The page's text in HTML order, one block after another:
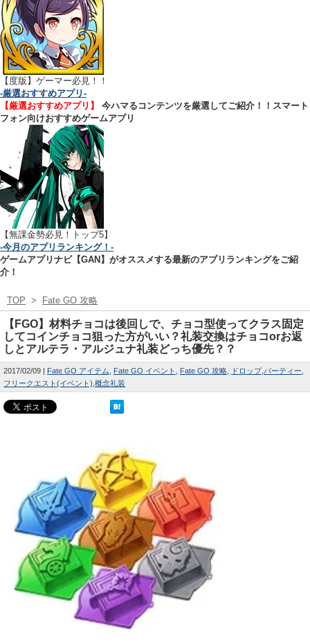
【 度版】ゲーマー必見！！
-厳選おすすめアプリ-
【厳選おすすめアプリ】
今ハマるコンテンツを厳選してご紹介！！スマート
フォン向けおすすめゲームアプリ
【無課金勢必見！トップ5】
-今月のアプリランキング！-
ゲームアプリナビ【GAN】がオススメする最新のアプリランキングをご紹
介！
TOP > Fate GO 攻略
【FGO】材料チョコは後回しで、チョコ型使ってクラス固定
してコインチョコ狙った方がいい？礼装交換はチョコorお返
しとアルテラ・アルジュナ礼装どっち優先？？
2017/02/09 Fate GO アイテム Fate GO イベント Fate GO 攻略 ドロップ パーティー
フリークエスト(イベント) 概念礼装